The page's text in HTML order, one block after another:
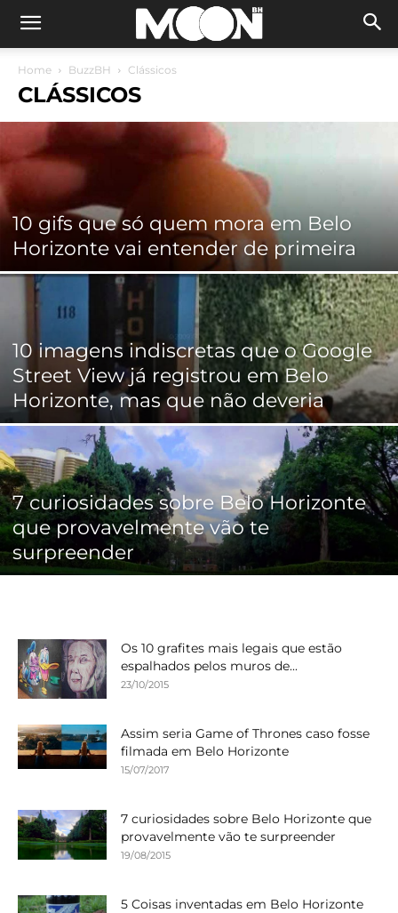
Home BuzzBH Clássicos
CLÁSSICOS
10 gifs que só quem mora em Belo
Horizonte vai entender de primeira
10 imagens indiscretas que o Google
Street View já registrou em Belo
Horizonte, mas que não deveria
7 curiosidades sobre Belo Horizonte
que provavelmente vão te
surpreender
Os 10 grafites mais legais que estão
espalhados pelos muros de...
23/10/2015
Assim seria Game of Thrones caso fosse
filmada em Belo Horizonte
15/07/2017
7 curiosidades sobre Belo Horizonte que
provavelmente vão te surpreender
19/08/2015
5 Coisas inventadas em Belo Horizonte